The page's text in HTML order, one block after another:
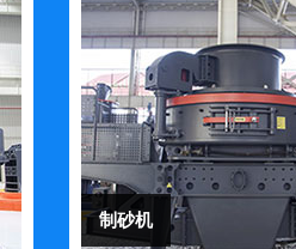
制砂机